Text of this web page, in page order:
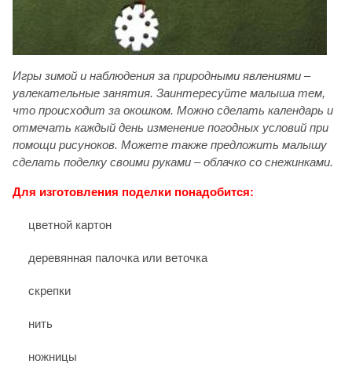
Игры зимой и наблюдения за природными явлениями –
увлекательные занятия. Заинтересуйте малыша тем,
что происходит за окошком. Можно сделать календарь и
отмечать каждый день изменение погодных условий при
помощи рисуноков. Можете также предложить малышу
сделать поделку своими руками – облачко со снежинками.
Для изготовления поделки понадобится:
цветной картон
деревянная палочка или веточка
скрепки
нить
ножницы